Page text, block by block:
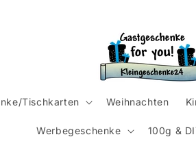
Tischkarten Weihnachten
Werbegeschenke 100g &